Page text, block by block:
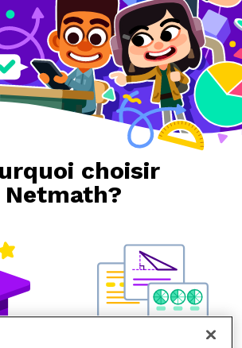
choisir
Netmath?